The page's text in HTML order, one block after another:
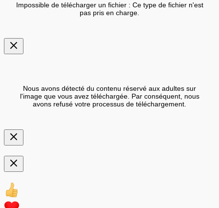
Impossible de télécharger un fichier : Ce type de fichier n'est
pas pris en charge.
Nous avons détecté du contenu réservé aux adultes sur
l'image que vous avez téléchargée. Par conséquent, nous
avons refusé votre processus de téléchargement.